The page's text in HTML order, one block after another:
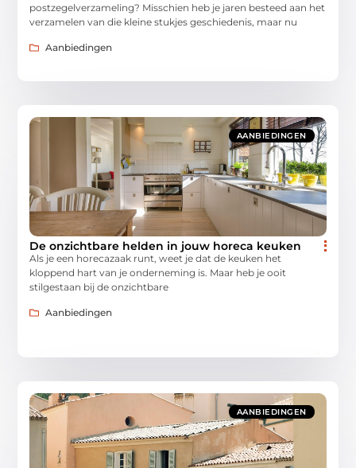
postzegelverzameling? Misschien heb je jaren besteed aan het
verzamelen van die kleine stukjes geschiedenis, maar nu
Aanbiedingen
AANBIEDINGEN
De onzichtbare helden in jouw horeca keuken
Als je een horecazaak runt, weet je dat de keuken het
kloppend hart van je onderneming is. Maar heb je ooit
stilgestaan bij de onzichtbare
Aanbiedingen
AANBIEDINGEN